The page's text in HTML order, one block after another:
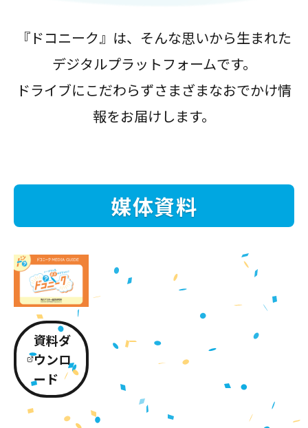
『ドコニーク』は、そんな思いから生まれた
デジタルプラットフォームです。
ドライブにこだわらずさまざまなおでかけ情
報をお届けします。
媒体資料
資料ダ
ウンロ
ード